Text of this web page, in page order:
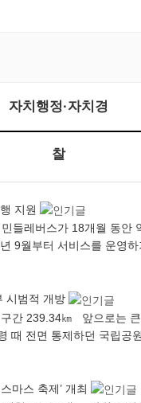
자치행정·자치경
찰
지원
레버스가 18개월 동안
9월부터 서비스를 운영
시범적 개방
간 239.34㎞ 앞으로는
때 전면 통제하던 국립
마스 축제’ 개최